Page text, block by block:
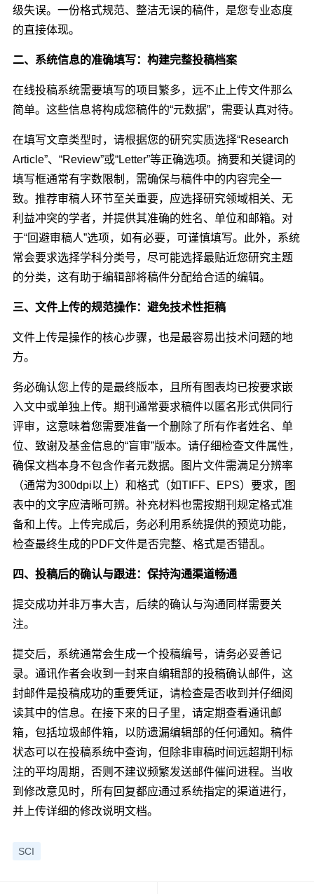
级失误。一份格式规范、整洁无误的稿件，是您专业态度
的直接体现。
二、系统信息的准确填写：构建完整投稿档案
在线投稿系统需要填写的项目繁多，远不止上传文件那么
简单。这些信息将构成您稿件的“元数据”，需要认真对待。
在填写文章类型时，请根据您的研究实质选择“Research
Article”、“Review”或“Letter”等正确选项。摘要和关键词的
填写框通常有字数限制，需确保与稿件中的内容完全一
致。推荐审稿人环节至关重要，应选择研究领域相关、无
利益冲突的学者，并提供其准确的姓名、单位和邮箱。对
于“回避审稿人”选项，如有必要，可谨慎填写。此外，系统
常会要求选择学科分类号，尽可能选择最贴近您研究主题
的分类，这有助于编辑部将稿件分配给合适的编辑。
三、文件上传的规范操作：避免技术性拒稿
文件上传是操作的核心步骤，也是最容易出技术问题的地
方。
务必确认您上传的是最终版本，且所有图表均已按要求嵌
入文中或单独上传。期刊通常要求稿件以匿名形式供同行
评审，这意味着您需要准备一个删除了所有作者姓名、单
位、致谢及基金信息的“盲审”版本。请仔细检查文件属性，
确保文档本身不包含作者元数据。图片文件需满足分辨率
（通常为300dpi以上）和格式（如TIFF、EPS）要求，图
表中的文字应清晰可辨。补充材料也需按期刊规定格式准
备和上传。上传完成后，务必利用系统提供的预览功能，
检查最终生成的PDF文件是否完整、格式是否错乱。
四、投稿后的确认与跟进：保持沟通渠道畅通
提交成功并非万事大吉，后续的确认与沟通同样需要关
注。
提交后，系统通常会生成一个投稿编号，请务必妥善记
录。通讯作者会收到一封来自编辑部的投稿确认邮件，这
封邮件是投稿成功的重要凭证，请检查是否收到并仔细阅
读其中的信息。在接下来的日子里，请定期查看通讯邮
箱，包括垃圾邮件箱，以防遗漏编辑部的任何通知。稿件
状态可以在投稿系统中查询，但除非审稿时间远超期刊标
注的平均周期，否则不建议频繁发送邮件催问进程。当收
到修改意见时，所有回复都应通过系统指定的渠道进行，
并上传详细的修改说明文档。
SCI